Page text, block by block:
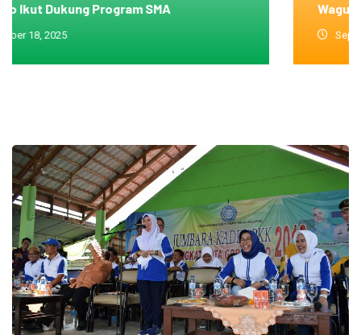
Wagub Idah Syahidah Lobi Wali
September 2, 2025